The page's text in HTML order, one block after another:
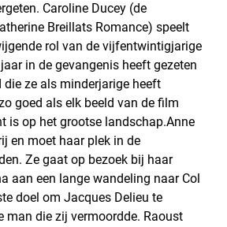
Caroline Ducey (de
Breillats Romance) speelt
rol van de vijfentwintigjarige
in de gevangenis heeft gezeten
ze als minderjarige heeft
goed als elk beeld van de film
is op het grootse landschap.Anne
en moet haar plek in de
Ze gaat op bezoek bij haar
aan een lange wandeling naar Col
doel om Jacques Delieu te
man die zij vermoordde. Raoust